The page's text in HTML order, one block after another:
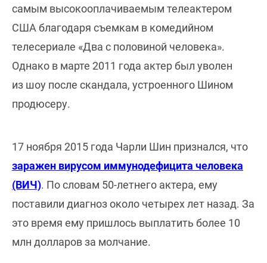
самым высокооплачиваемым телеактером
США благодаря съемкам в комедийном
телесериале «Два с половиной человека».
Однако в марте 2011 года актер был уволен
из шоу после скандала, устроенного Шином
продюсеру.
17 ноября 2015 года Чарли Шин признался, что
заражен вирусом иммунодефицита человека
(ВИЧ). По словам 50-летнего актера, ему
поставили диагноз около четырех лет назад. За
это время ему пришлось выплатить более 10
млн долларов за молчание.